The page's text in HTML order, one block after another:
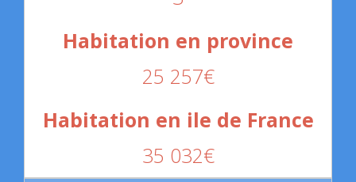
25 257€
35 032€